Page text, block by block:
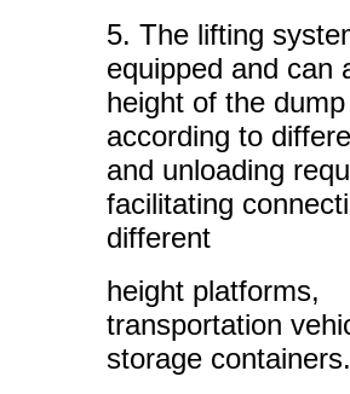
5. The lifting
equipped and can
height of the
according to
and unloading
facilitating
different
height platforms,
transportation
storage containers.